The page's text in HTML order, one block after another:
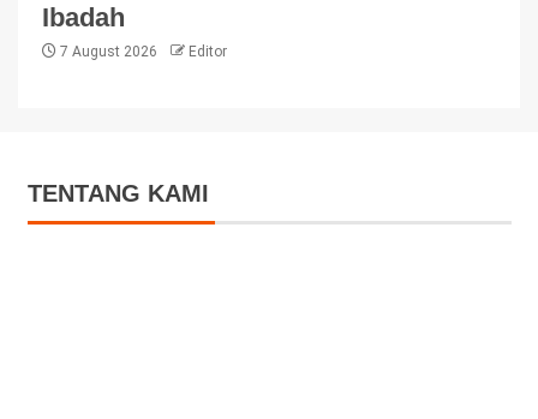
Ibadah
7 August 2026 Editor
TENTANG KAMI